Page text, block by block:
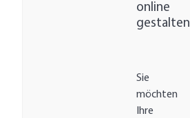
online
gestalten
Sie
möchten
Ihre